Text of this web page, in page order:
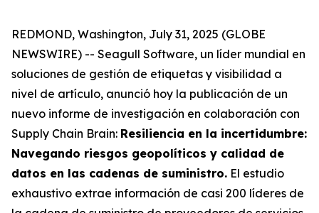
REDMOND, Washington, July 31, 2025 (GLOBE
NEWSWIRE) -- Seagull Software, un líder mundial en
soluciones de gestión de etiquetas y visibilidad a
nivel de artículo, anunció hoy la publicación de un
nuevo informe de investigación en colaboración con
Supply Chain Brain: Resiliencia en la incertidumbre:
Navegando riesgos geopolíticos y calidad de
datos en las cadenas de suministro. El estudio
exhaustivo extrae información de casi 200 líderes de